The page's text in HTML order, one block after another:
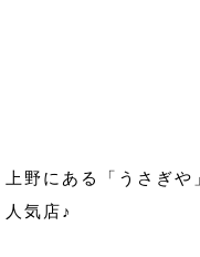
上野にある「うさぎ
人気店♪